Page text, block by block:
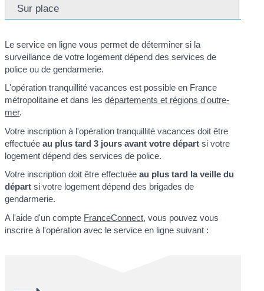
Sur place
Le service en ligne vous permet de déterminer si la
surveillance de votre logement dépend des services de
police ou de gendarmerie.
L'opération tranquillité vacances est possible en France
métropolitaine et dans lesdépartements et régions d'outre-
mer.
Votre inscription à l'opération tranquillité vacances doit être
effectuéeau plus tard 3 jours avant votre départ si votre
logement dépend des services de police.
Votre inscription doit être effectuéeau plus tard la veille du
départ si votre logement dépend des brigades de
gendarmerie.
A l'aide d'un compte FranceConnect, vous pouvez vous
inscrire à l'opération avec le service en ligne suivant :